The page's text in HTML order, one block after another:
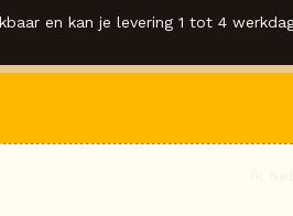
en kan je levering 1 tot 4